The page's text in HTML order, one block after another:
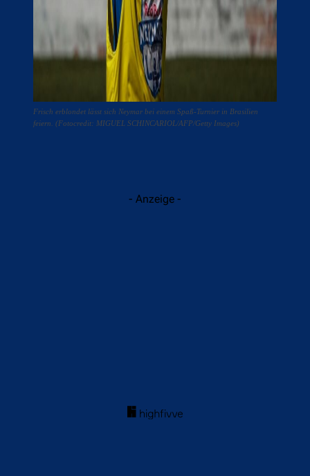
Frisch erblondet lässt sich Neymar bei einem Spaß-Turnier in Brasilien
feiern. (Fotocredit: MIGUEL SCHINCARIOL/AFP/Getty Images)
- Anzeige -